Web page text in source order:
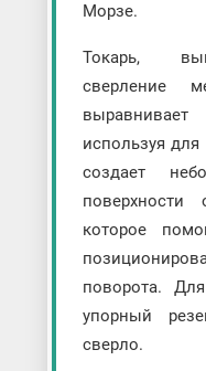
Морзе.
Токарь,
сверление
выравнивает
используя
создает
поверхности
которое
поворота.
упорный
сверло.